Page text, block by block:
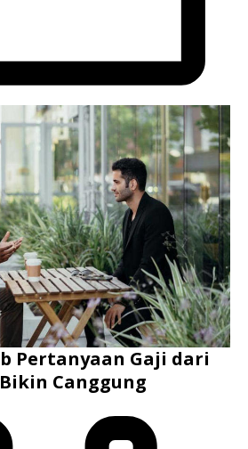
Pertanyaan Gaji dari
Canggung